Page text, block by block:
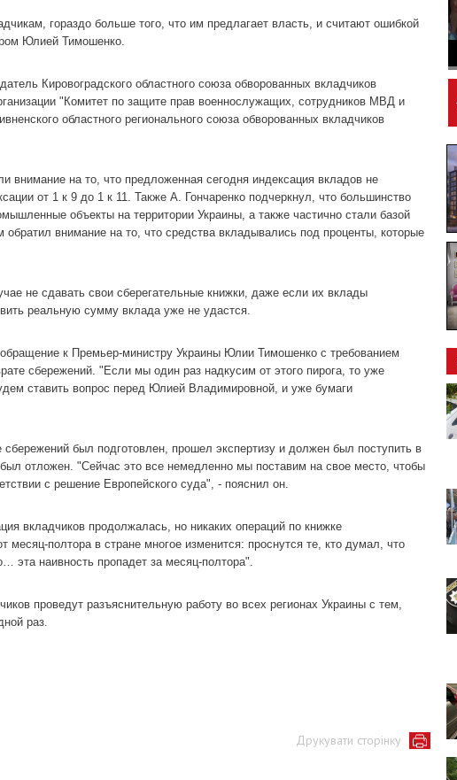
гораздо больше того, что им предлагает власть, и считают ошибкой
Юлией Тимошенко.
Кировоградского областного союза обворованных вкладчиков
"Комитет по защите прав военнослужащих, сотрудников МВД и
областного регионального союза обворованных вкладчиков
внимание на то, что предложенная сегодня индексация вкладов не
от 1 к 9 до 1 к 11. Также А. Гончаренко подчеркнул, что большинство
объекты на территории Украины, а также частично стали базой
внимание на то, что средства вкладывались под проценты, которые
не сдавать свои сберегательные книжки, даже если их вклады
реальную сумму вклада уже не удастся.
к Премьер-министру Украины Юлии Тимошенко с требованием
сбережений. "Если мы один раз надкусим от этого пирога, то уже
ставить вопрос перед Юлией Владимировной, и уже бумаги
сбережений был подготовлен, прошел экспертизу и должен был поступить в
отложен. "Сейчас это все немедленно мы поставим на свое место, чтобы
с решение Европейского суда", - пояснил он.
вкладчиков продолжалась, но никаких операций по книжке
месяц-полтора в стране многое изменится: проснутся те, кто думал, что
эта наивность пропадет за месяц-полтора".
проведут разъяснительную работу во всех регионах Украины с тем,
раз.
Друкувати сторінку